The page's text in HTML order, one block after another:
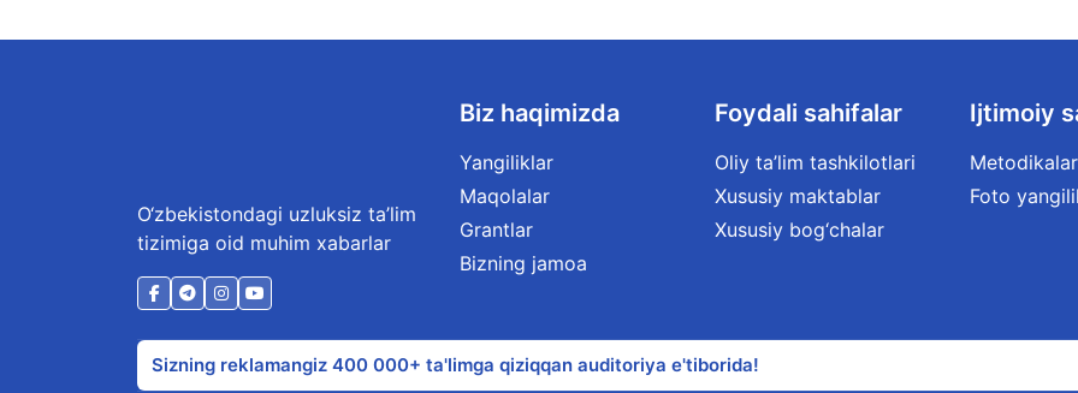
O‘zbekistondagi uzluksiz ta’lim
tizimiga oid muhim xabarlar
Biz haqimizda
Yangiliklar
Maqolalar
Grantlar
Bizning jamoa
Foydali sahifalar
Oliy ta’lim tashkilotlari
Xususiy maktablar
Xususiy bog‘chalar
Ijtimoiy
Metodikalar
Foto
Sizning reklamangiz 400 000+ ta'limga qiziqqan auditoriya e'tiborida!